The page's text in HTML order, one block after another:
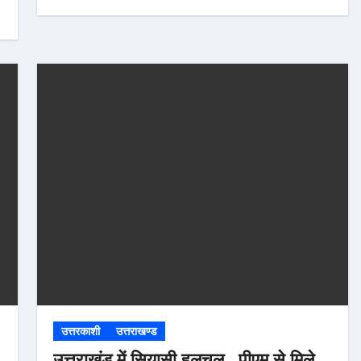
उत्तरकाशी उत्तराखण्ड